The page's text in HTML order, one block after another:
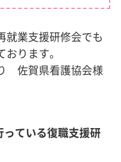
就業支援研修会でも
ります。
佐賀県看護協会様
ている復職支援研